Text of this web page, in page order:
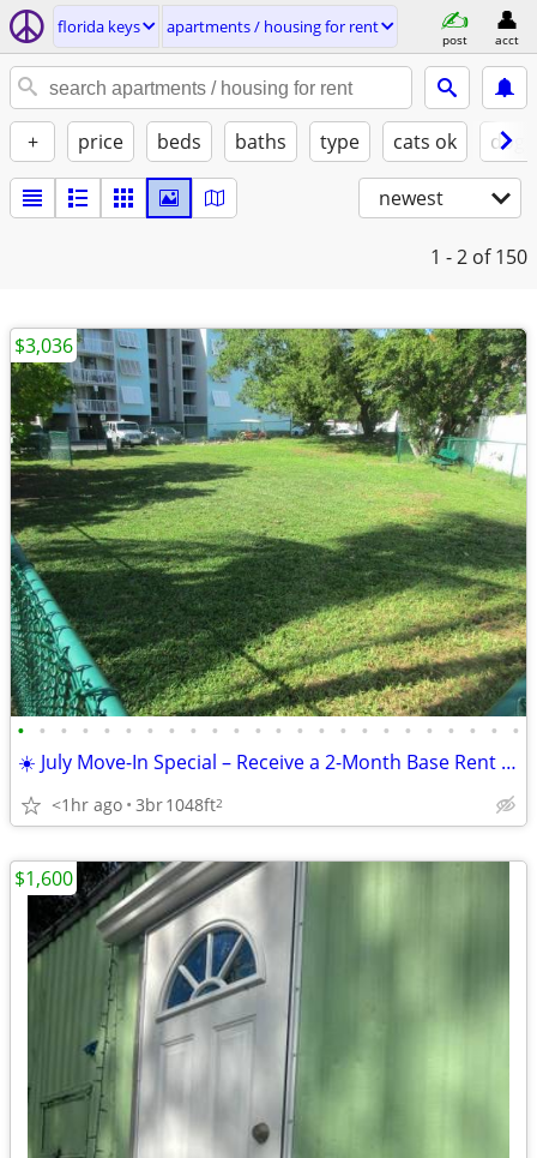
florida keys apartments / housing for rent
post acct
+ price beds baths type cats ok
newest
1 - 2 of 150
• • • • • • • • • • • • • • • • • • • • • • • •
☀️ July Move-In Special – Receive a 2-Month Base Rent Credit!
<1hr ago 3br1048ft2
$3,036
$1,600